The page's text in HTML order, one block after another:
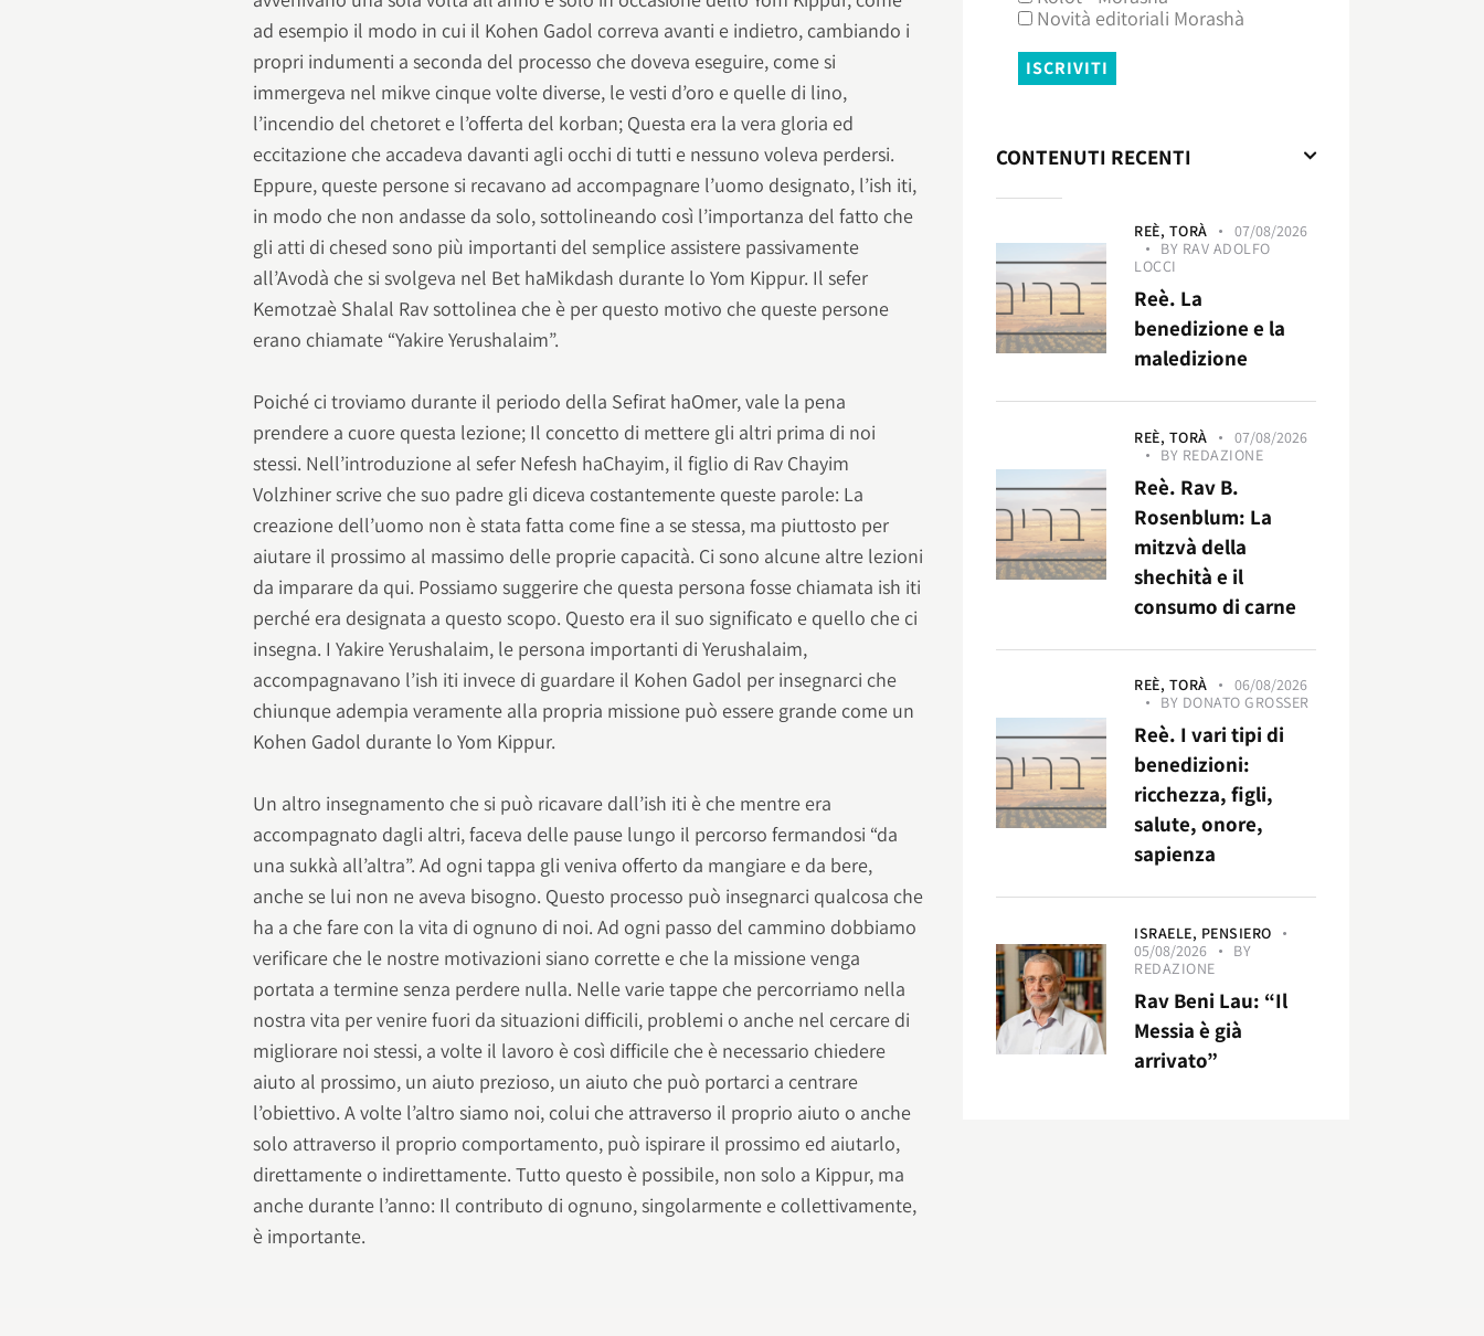
ad esempio il modo in cui il Kohen Gadol correva avanti e indietro, cambiando i
propri indumenti a seconda del processo che doveva eseguire, come si
immergeva nel mikve cinque volte diverse, le vesti d’oro e quelle di lino,
l’incendio del chetoret e l’offerta del korban; Questa era la vera gloria ed
eccitazione che accadeva davanti agli occhi di tutti e nessuno voleva perdersi.
Eppure, queste persone si recavano ad accompagnare l’uomo designato, l’ish iti,
in modo che non andasse da solo, sottolineando così l’importanza del fatto che
gli atti di chesed sono più importanti del semplice assistere passivamente
all’Avodà che si svolgeva nel Bet haMikdash durante lo Yom Kippur. Il sefer
Kemotzaè Shalal Rav sottolinea che è per questo motivo che queste persone
erano chiamate “Yakire Yerushalaim”.
Poiché ci troviamo durante il periodo della Sefirat haOmer, vale la pena
prendere a cuore questa lezione; Il concetto di mettere gli altri prima di noi
stessi. Nell’introduzione al sefer Nefesh haChayim, il figlio di Rav Chayim
Volzhiner scrive che suo padre gli diceva costantemente queste parole: La
creazione dell’uomo non è stata fatta come fine a se stessa, ma piuttosto per
aiutare il prossimo al massimo delle proprie capacità. Ci sono alcune altre lezioni
da imparare da qui. Possiamo suggerire che questa persona fosse chiamata ish iti
perché era designata a questo scopo. Questo era il suo significato e quello che ci
insegna. I Yakire Yerushalaim, le persona importanti di Yerushalaim,
accompagnavano l’ish iti invece di guardare il Kohen Gadol per insegnarci che
chiunque adempia veramente alla propria missione può essere grande come un
Kohen Gadol durante lo Yom Kippur.
Un altro insegnamento che si può ricavare dall’ish iti è che mentre era
accompagnato dagli altri, faceva delle pause lungo il percorso fermandosi “da
una sukkà all’altra”. Ad ogni tappa gli veniva offerto da mangiare e da bere,
anche se lui non ne aveva bisogno. Questo processo può insegnarci qualcosa che
ha a che fare con la vita di ognuno di noi. Ad ogni passo del cammino dobbiamo
verificare che le nostre motivazioni siano corrette e che la missione venga
portata a termine senza perdere nulla. Nelle varie tappe che percorriamo nella
nostra vita per venire fuori da situazioni difficili, problemi o anche nel cercare di
migliorare noi stessi, a volte il lavoro è così difficile che è necessario chiedere
aiuto al prossimo, un aiuto prezioso, un aiuto che può portarci a centrare
l’obiettivo. A volte l’altro siamo noi, colui che attraverso il proprio aiuto o anche
solo attraverso il proprio comportamento, può ispirare il prossimo ed aiutarlo,
direttamente o indirettamente. Tutto questo è possibile, non solo a Kippur, ma
anche durante l’anno: Il contributo di ognuno, singolarmente e collettivamente,
è importante.
Novità editoriali Morashà
CONTENUTI RECENTI
REÈ, TORÀ
07/08/2026
BY RAV ADOLFO
LOCCI
Reè. La
benedizione e la
maledizione
REÈ, TORÀ
07/08/2026
BY REDAZIONE
Reè. Rav B.
Rosenblum: La
mitzvà della
shechità e il
consumo di carne
REÈ, TORÀ
06/08/2026
BY DONATO GROSSER
Reè. I vari tipi di
benedizioni:
ricchezza, figli,
salute, onore,
sapienza
ISRAELE, PENSIERO
05/08/2026
BY
REDAZIONE
Rav Beni Lau: “Il
Messia è già
arrivato”